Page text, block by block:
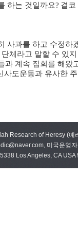
하는 것일까요? 결코
사과를 하고 수정하
체라고 말할 수 있
과 계속 집회를 해왔
사도운동과 유사한
Research of Heresy (예
미국운영
Los Angeles, CA